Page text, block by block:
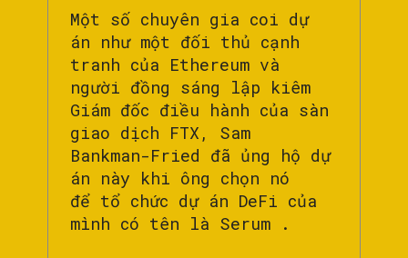
Một số chuyên gia coi dự
án như một đối thủ cạnh
tranh của Ethereum và
người đồng sáng lập kiêm
Giám đốc điều hành của sàn
giao dịch FTX, Sam
Bankman-Fried đã ủng hộ dự
án này khi ông chọn nó
để tổ chức dự án DeFi của
mình có tên là Serum .